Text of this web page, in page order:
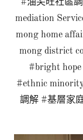
#油尖旺社區
mediation
mong home
mong district
#bright
#ethnic
調解 #基層家